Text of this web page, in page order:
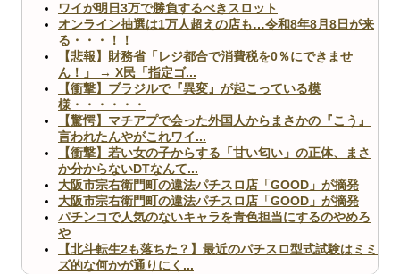
ワイが明日3万で勝負するべきスロット
オンライン抽選は1万人超えの店も…令和8年8月8日が来
る・・・！！
【悲報】財務省「レジ都合で消費税を0％にできませ
ん！」 → X民「指定ゴ...
【衝撃】ブラジルで『異変』が起こっている模
様・・・・・・
【驚愕】マチアプで会った外国人からまさかの『こう』
言われたんやがこれワイ...
【衝撃】若い女の子からする「甘い匂い」の正体、まさ
か分からないDTなんて...
大阪市宗右衛門町の違法パチスロ店「GOOD」が摘発
大阪市宗右衛門町の違法パチスロ店「GOOD」が摘発
パチンコで人気のないキャラを青色担当にするのやめろ
や
【北斗転生2も落ちた？】最近のパチスロ型式試験はミミ
ズ的な何かが通りにく...